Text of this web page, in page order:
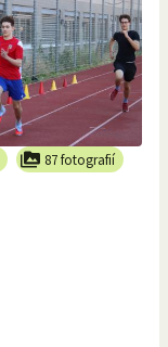
87 fotografií